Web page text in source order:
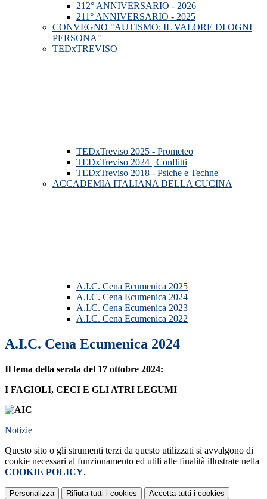
212° ANNIVERSARIO - 2026
211° ANNIVERSARIO - 2025
CONVEGNO "AUTISMO: IL VALORE DI OGNI
PERSONA"
TEDxTREVISO
TEDxTreviso 2025 - Prometeo
TEDxTreviso 2024 | Conflitti
TEDxTreviso 2018 - Psiche e Techne
ACCADEMIA ITALIANA DELLA CUCINA
A.I.C. Cena Ecumenica 2025
A.I.C. Cena Ecumenica 2024
A.I.C. Cena Ecumenica 2023
A.I.C. Cena Ecumenica 2022
A.I.C. Cena Ecumenica 2024
Il tema della serata del 17 ottobre 2024:
I FAGIOLI, CECI E GLI ATRI LEGUMI
Notizie
Questo sito o gli strumenti terzi da questo utilizzati si avvalgono di
cookie necessari al funzionamento ed utili alle finalità illustrate nella
COOKIE POLICY.
Personalizza Rifiuta tutti i cookies Accetta tutti i cookies